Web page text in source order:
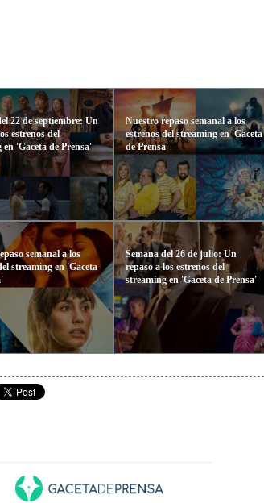
22 de septiembre: Un
estrenos del
en 'Gaceta de Prensa'
semanal a los
streaming en 'Gaceta
Nuestro repaso semanal a los
estrenos del streaming en 'Gaceta
de Prensa'
Semana del 26 de julio: Un
repaso a los estrenos del
streaming en 'Gaceta de Prensa'